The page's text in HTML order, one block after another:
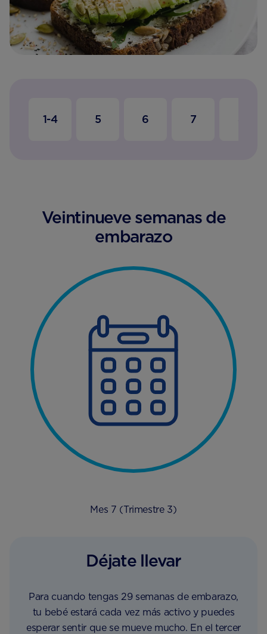
1-4 5 6 7
Veintinueve semanas de
embarazo
Mes 7 (Trimestre 3)
Déjate llevar
Para cuando tengas 29 semanas de embarazo,
tu bebé estará cada vez más activo y puedes
esperar sentir que se mueve mucho. En el tercer